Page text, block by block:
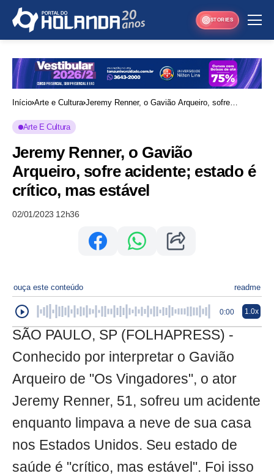
STORIES
Início Arte e Cultura Jeremy Renner, o Gavião Arqueiro, sofre
Arte E Cultura
Jeremy Renner, o Gavião
Arqueiro, sofre acidente; estado é
crítico, mas estável
02/01/2023 12h36
ouça este conteúdo readme
0:00 1.0x
SÃO PAULO, SP (FOLHAPRESS) -
Conhecido por interpretar o Gavião
Arqueiro de "Os Vingadores", o ator
Jeremy Renner, 51, sofreu um acidente
enquanto limpava a neve de sua casa
nos Estados Unidos. Seu estado de
saúde é "crítico, mas estável". Foi isso